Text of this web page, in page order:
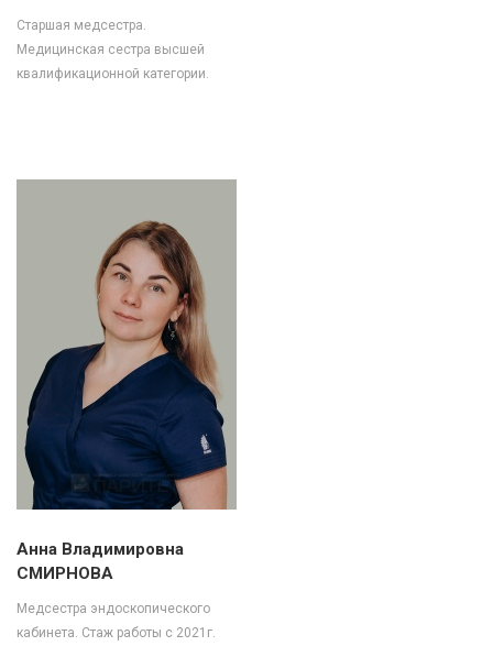
Старшая медсестра.
Медицинская сестра высшей
квалификационной категории.
Анна Владимировна
СМИРНОВА
Медсестра эндоскопического
кабинета. Стаж работы с 2021г.